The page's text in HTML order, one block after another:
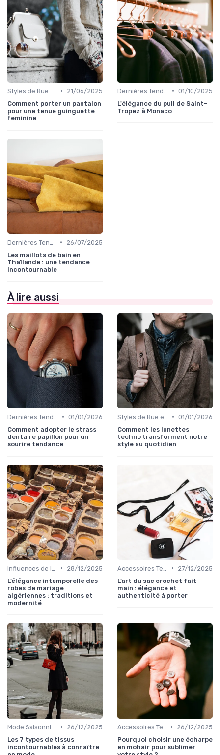
•
21/06/2025
Comment porter un pantalon
pour une tenue guinguette
féminine
• 01/10/2025
L'élégance du pull de Saint-
Tropez à Monaco
•
26/07/2025
Les maillots de bain en
Thaïlande : une tendance
incontournable
À lire aussi
• 01/01/2026
Comment adopter le strass
dentaire papillon pour un
sourire tendance
• 01/01/2026
Comment les lunettes
techno transforment notre
style au quotidien
•
28/12/2025
L’élégance intemporelle des
robes de mariage
algériennes : traditions et
modernité
•
27/12/2025
L’art du sac crochet fait
main : élégance et
authenticité à porter
•
26/12/2025
Les 7 types de tissus
incontournables à connaître
•
26/12/2025
Pourquoi choisir une écharpe
en mohair pour sublimer